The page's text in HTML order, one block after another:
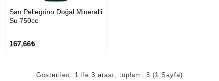
San Pellegrino Doğal Mineralli
Su 750cc
167,66₺
Gösterilen: 1 ile 3 arası, toplam: 3 (1 Sayfa)